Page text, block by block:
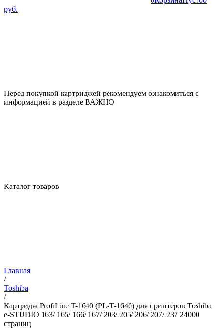
руб.
Перед покупкой картриджей рекомендуем ознакомиться с
информацией в разделе ВАЖНО
Каталог товаров
Главная
/
Toshiba
/
Картридж ProfiLine T-1640 (PL-T-1640) для принтеров Toshiba
e-STUDIO 163/ 165/ 166/ 167/ 203/ 205/ 206/ 207/ 237 24000
страниц